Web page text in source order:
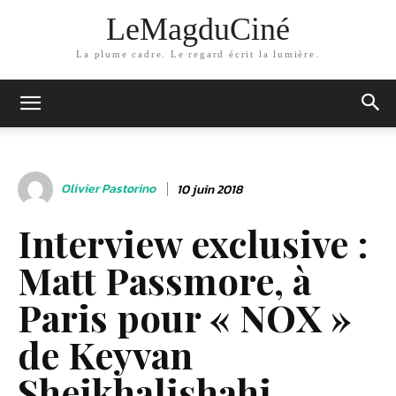
LeMagduCiné
La plume cadre. Le regard écrit la lumière.
Olivier Pastorino 10 juin 2018
Interview exclusive :
Matt Passmore, à
Paris pour « NOX »
de Keyvan